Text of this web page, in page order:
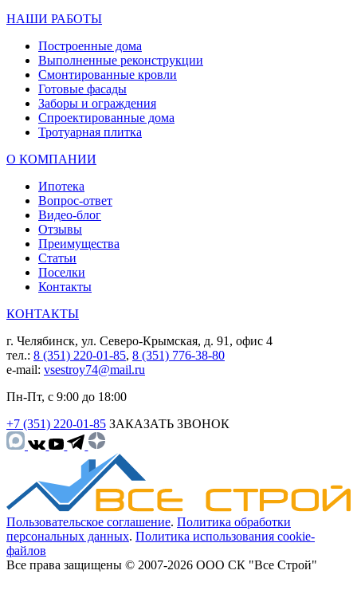
НАШИ РАБОТЫ
Построенные дома
Выполненные реконструкции
Смонтированные кровли
Готовые фасады
Заборы и ограждения
Спроектированные дома
Тротуарная плитка
О КОМПАНИИ
Ипотека
Вопрос-ответ
Видео-блог
Отзывы
Преимущества
Статьи
Поселки
Контакты
КОНТАКТЫ
г. Челябинск, ул. Северо-Крымская, д. 91, офис 4
тел.: 8 (351) 220-01-85, 8 (351) 776-38-80
e-mail: vsestroy74@mail.ru
Пн-Пт, с 9:00 до 18:00
+7 (351) 220-01-85 ЗАКАЗАТЬ ЗВОНОК
Пользовательское соглашение. Политика обработки
персональных данных. Политика использования cookie-
файлов
Все права защищены © 2007-2026 ООО СК "Все Строй"